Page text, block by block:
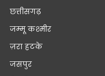
छत्तीसगढ़
जम्मू कश्मीर
ज़रा हटके
जसपुर